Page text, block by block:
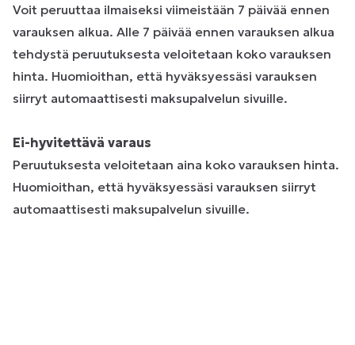
Voit peruuttaa ilmaiseksi viimeistään 7 päivää ennen
varauksen alkua. Alle 7 päivää ennen varauksen alkua
tehdystä peruutuksesta veloitetaan koko varauksen
hinta. Huomioithan, että hyväksyessäsi varauksen
siirryt automaattisesti maksupalvelun sivuille.
Ei-hyvitettävä varaus
Peruutuksesta veloitetaan aina koko varauksen hinta.
Huomioithan, että hyväksyessäsi varauksen siirryt
automaattisesti maksupalvelun sivuille.